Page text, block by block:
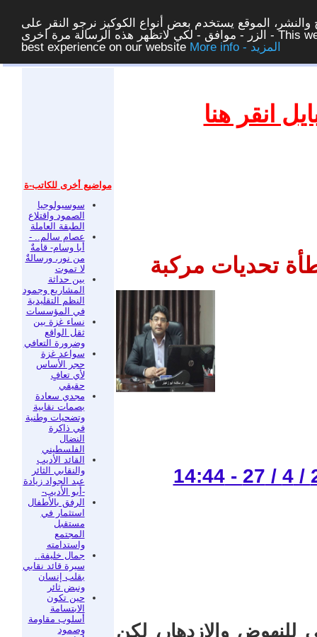
الموقع يستخدم بعض أنواع الكوكيز نرجو النقر على
الزر - موافق - لكي لاتظهر هذه الرسالة مرة اخرى - This website uses cookies to ensure you get the
best experience on our website
More info - المزيد
غلق
مواضيع أخرى للكاتب-ة
سوسيولوجيا
الصمود واقتلاع
الطبقة العاملة
عصام سالم.. -
أبا وسام- قامةٌ
من نور، ورسالةٌ
لا تموت
بين حداثة
المشاريع وجمود
النظم التقليدية
في المؤسسات
نساء غزة بين
ثقل الواقع
وضرورة التعافي
سواعد غزة
حجر الأساس
لأي تعافٍ
حقيقي
مجدي سعادة
بصمات نقابية
وتضحيات وطنية
في ذاكرة
النضال
الفلسطيني
القائد الأديب
والنقابي الثائر
عبد الجواد زيادة
-أبو الأديب-
الرفق بالأطفال
استثمار في
مستقبل
المجتمع
واستدامته
جمال خليفة..
سيرة قائد نقابي
بقلب إنسان
ونبض ثائر
حين تكون
الابتسامة
أسلوب مقاومة
وصمود
انقر هنا
تحديات مركبة
والازدهار، لكن